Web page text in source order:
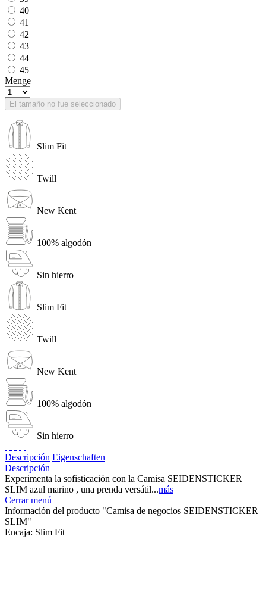
40
41
42
43
44
45
Menge
El tamaño no fue seleccionado
Slim Fit
Twill
New Kent
100% algodón
Sin hierro
Slim Fit
Twill
New Kent
100% algodón
Sin hierro
Descripción Eigenschaften
Descripción
Experimenta la sofisticación con la Camisa SEIDENSTICKER
SLIM azul marino , una prenda versátil...más
Cerrar menú
Información del producto "Camisa de negocios SEIDENSTICKER
SLIM"
Encaja: Slim Fit